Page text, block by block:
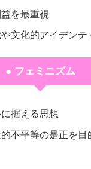
を最重視
文化的アイデンテ
● フェミニズム
据える思想
不平等の是正を目